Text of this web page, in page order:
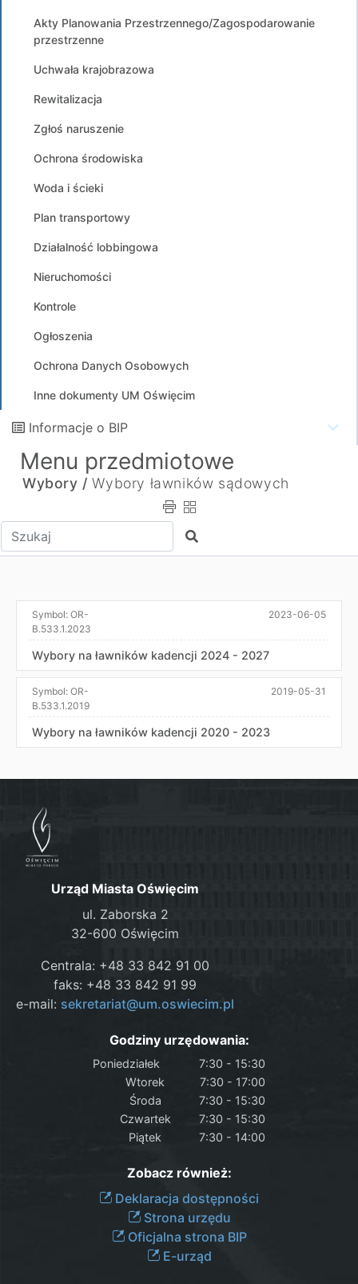
Akty Planowania Przestrzennego/Zagospodarowanie
przestrzenne
Uchwała krajobrazowa
Rewitalizacja
Zgłoś naruszenie
Ochrona środowiska
Woda i ścieki
Plan transportowy
Działalność lobbingowa
Nieruchomości
Kontrole
Ogłoszenia
Ochrona Danych Osobowych
Inne dokumenty UM Oświęcim
Informacje o BIP
Menu przedmiotowe
Wybory / Wybory ławników sądowych
Wpisz tekst do wyszukania Szukaj
Symbol: OR-
B.533.1.2023
2023-06-05
Wybory na ławników kadencji 2024 - 2027
Symbol: OR-
B.533.1.2019
2019-05-31
Wybory na ławników kadencji 2020 - 2023
Urząd Miasta Oświęcim
ul. Zaborska 2
32-600 Oświęcim
Centrala: +48 33 842 91 00
faks: +48 33 842 91 99
e-mail: sekretariat@um.oswiecim.pl
Godziny urzędowania:
Poniedziałek
7:30 - 15:30
Wtorek
7:30 - 17:00
Środa
7:30 - 15:30
Czwartek
7:30 - 15:30
Piątek
7:30 - 14:00
Zobacz również:
Deklaracja dostępności
Strona urzędu
Oficjalna strona BIP
E-urząd